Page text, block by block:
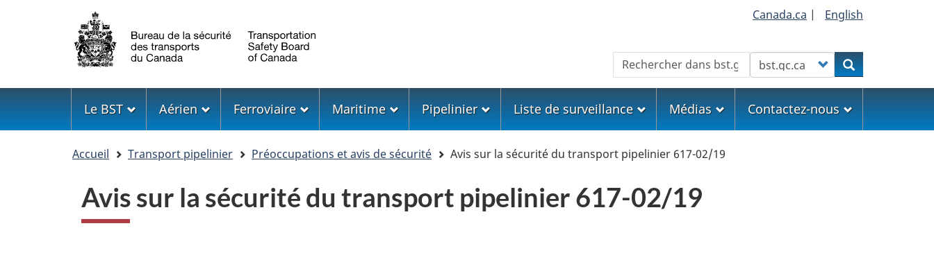
Sélection
de
la
langue
Canada.ca | English
Rechercher Customize your searchRechercher
Menu
Le BST Aérien Ferroviaire Maritime Pipelinier Liste de surveillance Médias Contactez-nous
Accueil Transport pipelinier Préoccupations et avis de sécurité Avis sur la sécurité du transport pipelinier 617-02/19
Avis sur la sécurité du transport pipelinier 617-02/19